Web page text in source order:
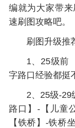
编就为大家带
速刷图攻略吧。
刷图升级推
1、25级前
字路口经验都挺
2、25级-29
路口】-【儿童
【铁桥】-铁桥